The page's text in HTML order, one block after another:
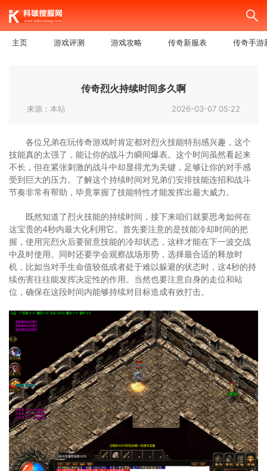
主页 游戏评测 游戏攻略 传奇新服表 传奇手游
传奇烈火持续时间多久啊
来源：本站 2026-03-07 05:22
各位兄弟在玩传奇游戏时肯定都对烈火技能特别感兴趣，这个
技能真的太强了，能让你的战斗力瞬间爆表。这个时间虽然看起来
不长，但在紧张刺激的战斗中却显得尤为关键，足够让你的对手感
受到巨大的压力。了解这个持续时间对兄弟们安排技能连招和战斗
节奏非常有帮助，毕竟掌握了技能特性才能发挥出最大威力。
既然知道了烈火技能的持续时间，接下来咱们就要思考如何在
这宝贵的4秒内最大化利用它。首先要注意的是技能冷却时间的把
握，使用完烈火后要留意技能的冷却状态，这样才能在下一波交战
中及时使用。同时还要学会观察战场形势，选择最合适的释放时
机，比如当对手生命值较低或者处于难以躲避的状态时，这4秒的持
续伤害往往能发挥决定性的作用。当然也要注意自身的走位和站
位，确保在这段时间内能够持续对目标造成有效打击。